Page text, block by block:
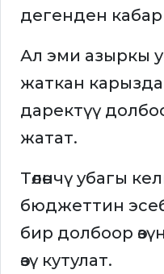
дегенден
Ал эми азыркы
жаткан
даректүү
жатат.
Төлөнчү убагы
бюджеттин
бир долбоор өзүн
өзү кутулат.